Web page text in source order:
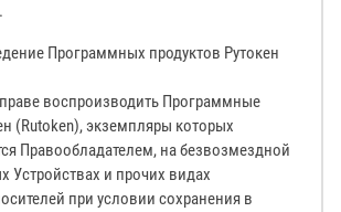
Программных продуктов Рутокен
воспроизводить Программные
(Rutoken), экземпляры которых
Правообладателем, на безвозмездной
Устройствах и прочих видах
при условии сохранения в